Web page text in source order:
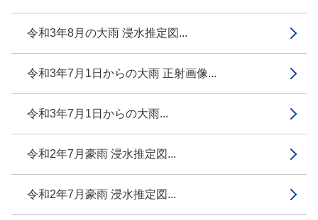
令和3年8月の大雨 浸水推定図...
令和3年7月1日からの大雨 正射画像...
令和3年7月1日からの大雨...
令和2年7月豪雨 浸水推定図...
令和2年7月豪雨 浸水推定図...